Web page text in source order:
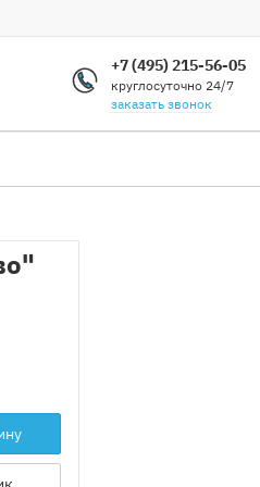
+7 (495) 215-56-05
круглосуточно 24/7
заказать звонок